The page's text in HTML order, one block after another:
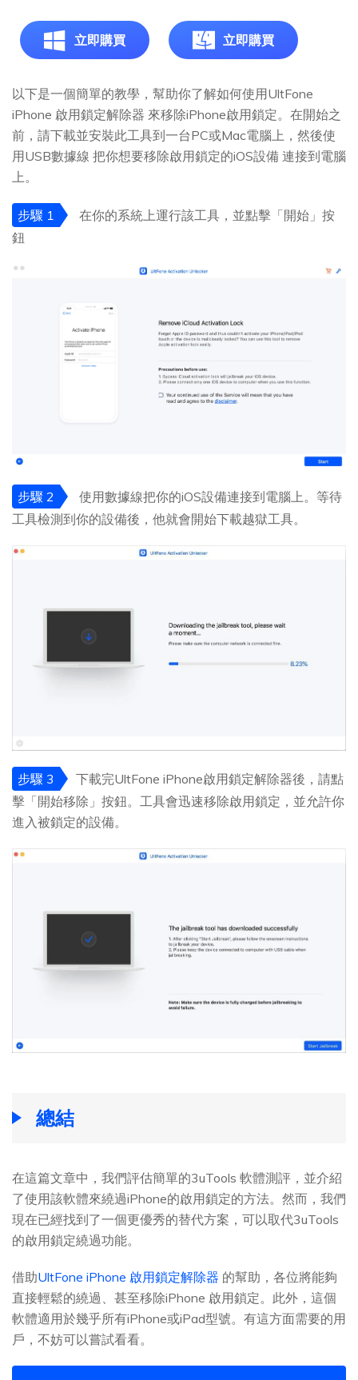
立即購買 立即購買
以下是一個簡單的教學，幫助你了解如何使用UltFone
iPhone 啟用鎖定解除器 來移除iPhone啟用鎖定。在開始之
前，請下載並安裝此工具到一台PC或Mac電腦上，然後使
用USB數據線 把你想要移除啟用鎖定的iOS設備 連接到電腦
上。
步驟 1
在你的系統上運行該工具，並點擊「開始」按
鈕
步驟 2
使用數據線把你的iOS設備連接到電腦上。等待
工具檢測到你的設備後，他就會開始下載越獄工具。
步驟 3
下載完UltFone iPhone啟用鎖定解除器後，請點
擊「開始移除」按鈕。工具會迅速移除啟用鎖定，並允許你
進入被鎖定的設備。
總結
在這篇文章中，我們評估簡單的3uTools 軟體測評，並介紹
了使用該軟體來繞過iPhone的啟用鎖定的方法。然而，我們
現在已經找到了一個更優秀的替代方案，可以取代3uTools
的啟用鎖定繞過功能。
借助UltFone iPhone 啟用鎖定解除器 的幫助，各位將能夠
直接輕鬆的繞過、甚至移除iPhone 啟用鎖定。此外，這個
軟體適用於幾乎所有iPhone或iPad型號。有這方面需要的用
戶，不妨可以嘗試看看。